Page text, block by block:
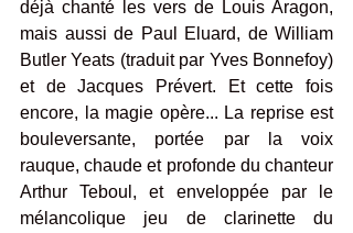
déjà chanté les vers de Louis Aragon,
mais aussi de Paul Eluard, de William
Butler Yeats (traduit par Yves Bonnefoy)
et de Jacques Prévert. Et cette fois
encore, la magie opère... La reprise est
bouleversante, portée par la voix
rauque, chaude et profonde du chanteur
Arthur Teboul, et enveloppée par le
mélancolique jeu de clarinette du